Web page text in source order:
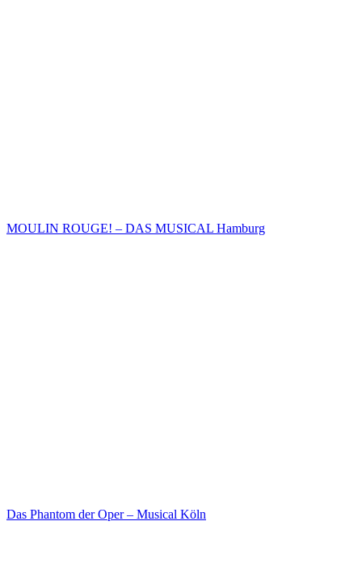
MOULIN ROUGE! – DAS MUSICAL Hamburg
Das Phantom der Oper – Musical Köln